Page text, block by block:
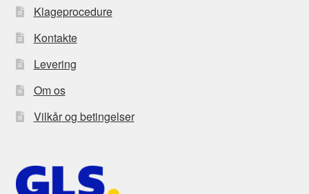
Klageprocedure
Kontakte
Levering
Om os
Vilkår og betingelser